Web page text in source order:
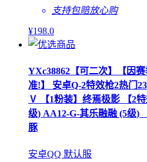
支持包赔放心购
¥198.0
YXc38862【可二次】【因
准!】 安卓Q-2特效枪2热门
Ⅴ 【1粉装】终焉极影 【2
级) AA12-G-其乐融融 (5级)
豚
安卓QQ 默认服